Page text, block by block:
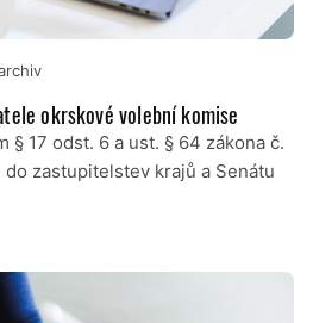
okrskové volební komise
§ 17 odst. 6 a ust. § 64 zákona č.
zastupitelstev krajů a Senátu